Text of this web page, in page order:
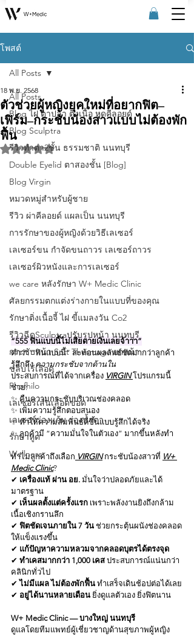
โพสต์
All Posts
Blog ไฝ ตาปลา ติ่งเนื้อ หูดคีลอยด์
Blog Sculptra
รีวิวทําตา2ชั้น ธรรมชาติ นนทบุรี
Double Eyelid ตาสองชั้น [Blog]
Blog Virgin
หมวดหมู่สำหรับผู้ชาย
รีวิว ผ่าคีลอยด์ แผลเป็น นนทบุรี
การรักษาของผู้หญิงด้วยวิธีเลเซอร์
เลเซอร์ขน กําจัดขนถาวร เลเซอร์ถาวร
เลเซอร์ผิวหนังและการเลเซอร์
we care หลังรักษา W+ Medic Clinic
ศัลยกรรมตกแต่งร่างกายในแบบที่ของคุณ
รักษาติ่งเนื้อจี้ ไฝ ขี้แมลงวัน Co2
รีวิวฉีดSculptraปรับรูปหน้า นนทบุรี
กระชับหน้า Soft Thermage ยกหน้า
ขลิบไร้เลือด
Phofhilo
เลเซอร์เส้นเลือดขอด
เลเซอร์ร่องแก้ม ร่องนํ้าตา
รักษาหูด
Wellness
All Posts
ตัวช่วยผู้หญิงยุคใหม่ที่อยากฟิต–
เฟิร์ม–กระชับน้องสาวแบบไม่ต้องพัก
ฟื้น
18 พ.ย. 2568
ได้รับ NaN เต็ม 5 ดาว
“555 ฟินแบบนี้ไม่เสียดายเงินเลยจ้าาา”
คำว่า “ฟินแบบนี้” สะท้อนผลลัพธ์ชัดมากว่าลูกค้า
รู้สึกถึง ความกระชับจากด้านใน
ประสบการณ์ที่ได้จากเครื่อง VIRGIN โปรแกรมนี้
ช่วย:
✨ คืนความกระชับบริเวณช่องคลอด
✨ เพิ่มความรู้สึกตอบสนอง
✨ ทำให้ความสัมพันธ์ดีขึ้นแบบรู้สึกได้จริง
✨ ลูกค้ามี “ความมั่นใจในตัวเอง” มากขึ้นหลังทำ
ทำไมลูกค้าถึงเลือก VIRGIN กระชับน้องสาวที่ W+
Medic Clinic?
✔ เครื่องแท้ ผ่าน อย. มั่นใจว่าปลอดภัยและได้
มาตรฐาน
✔ เห็นผลตั้งแต่ครั้งแรก เพราะพลังงานยิงถึงกล้าม
เนื้อเชิงกรานลึก
✔ ฟิตชัดเจนภายใน 7 วัน ช่วยกระตุ้นผนังช่องคลอด
ให้แข็งแรงขึ้น
✔ แก้ปัญหาความหลวมจากคลอดบุตรได้ตรงจุด
✔ ทำเคสมากกว่า 1,000 เคส ประสบการณ์แน่นกว่า
คลินิกทั่วไป
✔ ไม่มีแผล ไม่ต้องพักฟื้น ทำเสร็จเดินช้อปต่อได้เลย
✔ อยู่ได้นานหลายเดือน ยิ่งดูแลตัวเอง ยิ่งฟิตนาน
W+ Medic Clinic — บางใหญ่ นนทบุรี
ดูแลโดยทีมแพทย์ผู้เชี่ยวชาญด้านสุขภาพผู้หญิง